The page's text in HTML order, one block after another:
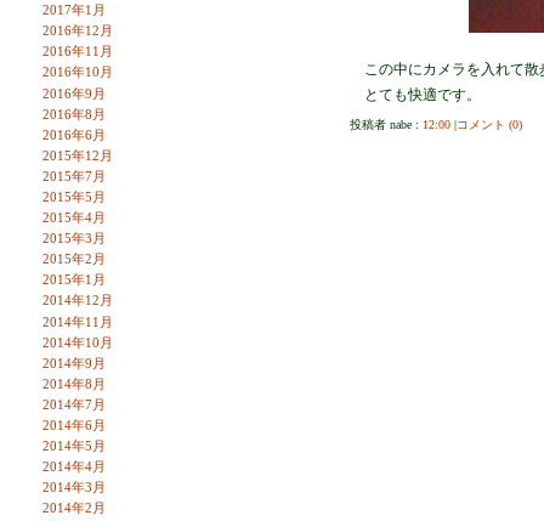
2017年1月
2016年12月
2016年11月
2016年10月
2016年9月
2016年8月
2016年6月
2015年12月
2015年7月
2015年5月
2015年4月
2015年3月
2015年2月
2015年1月
2014年12月
2014年11月
2014年10月
2014年9月
2014年8月
2014年7月
2014年6月
2014年5月
2014年4月
2014年3月
2014年2月
この中にカメラを入れて散
とても快適です。
投稿者 nabe : 12:00 |コメント (0)